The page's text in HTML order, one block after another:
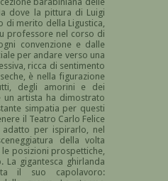
dove la pittura di Luigi
di merito della Ligustica,
professore nel corso di
convenzione e dalle
per andare verso una
ricca di sentimento
è nella figurazione
degli amorini e dei
un artista ha dimostrato
simpatia per questi
il Teatro Carlo Felice
per ispirarlo, nel
della volta
posizioni prospettiche,
gigantesca ghirlanda
il suo capolavoro: